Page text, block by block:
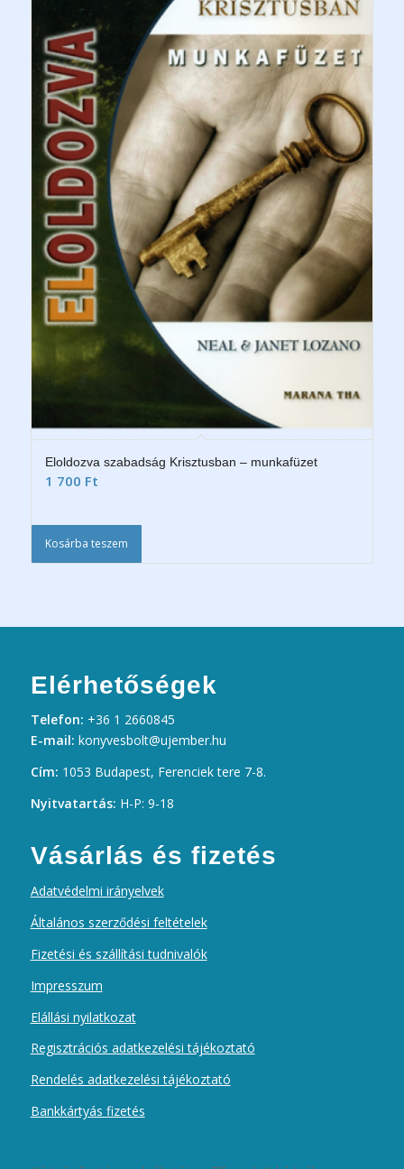
Eloldozva szabadság Krisztusban – munkafüzet
1 700 Ft
Kosárba teszem
Elérhetőségek
Telefon: +36 1 2660845
E-mail: konyvesbolt@ujember.hu
Cím: 1053 Budapest, Ferenciek tere 7-8.
Nyitvatartás: H-P: 9-18
Vásárlás és fizetés
Adatvédelmi irányelvek
Általános szerződési feltételek
Fizetési és szállítási tudnivalók
Impresszum
Elállási nyilatkozat
Regisztrációs adatkezelési tájékoztató
Rendelés adatkezelési tájékoztató
Bankkártyás fizetés